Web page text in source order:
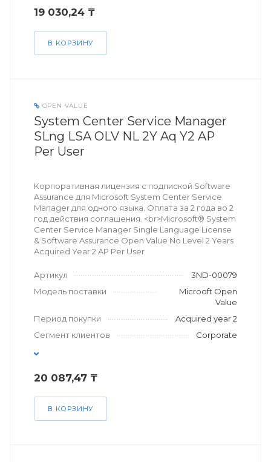
19 030,24 ₸
В КОРЗИНУ
OPEN VALUE
System Center Service Manager
SLng LSA OLV NL 2Y Aq Y2 AP
Per User
Корпоративная лицензия с подпиской Software
Assurance для Microsoft System Center Service
Manager для одного языка. Оплата за 2 года во 2
год действия соглашения. <br>Microsoft® System
Center Service Manager Single Language License
& Software Assurance Open Value No Level 2 Years
Acquired Year 2 AP Per User
Артикул
3ND-00079
Модель поставки
Microoft Open
Value
Период покупки
Acquired year 2
Сегмент клиентов
Corporate
20 087,47 ₸
В КОРЗИНУ